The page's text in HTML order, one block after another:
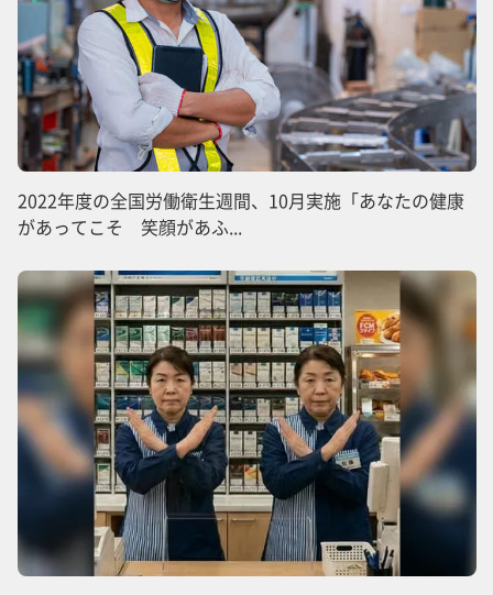
2022年度の全国労働衛生週間、10月実施「あなたの健康
があってこそ 笑顔があふ...